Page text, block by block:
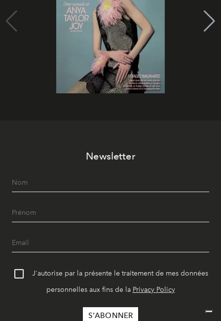
Newsletter
J'autorise par la présente le traitement de mes données
personnelles aux fins de la Privacy Policy